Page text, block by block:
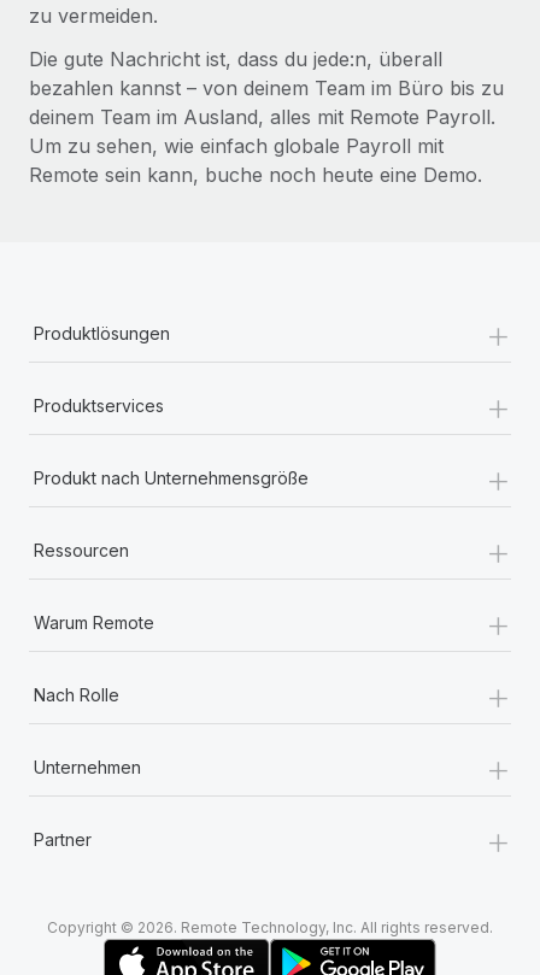
zu vermeiden.
Die gute Nachricht ist, dass du jede:n, überall
bezahlen kannst – von deinem Team im Büro bis zu
deinem Team im Ausland, alles mit Remote Payroll.
Um zu sehen, wie einfach globale Payroll mit
Remote sein kann, buche noch heute eine Demo.
Produktlösungen +
Produktservices +
Produkt nach Unternehmensgröße +
Ressourcen +
Warum Remote +
Nach Rolle +
Unternehmen +
Partner +
Copyright © 2026. Remote Technology, Inc. All rights reserved.